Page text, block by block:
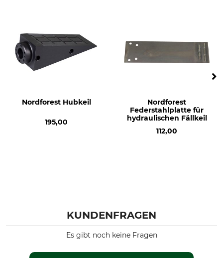
Nordforest Hubkeil
195,00
Nordforest
Federstahlplatte für
hydraulischen Fällkeil
112,00
KUNDENFRAGEN
Es gibt noch keine Fragen